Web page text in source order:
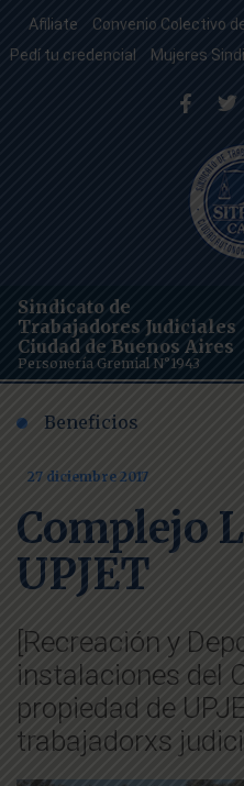
Afiliate Convenio Colectivo
Pedí tu credencial
Mujeres
Sindicato de
Trabajadores Judiciales
Ciudad de Buenos Aires
Personería Gremial N°1943
Beneficios
27 diciembre 2017
Complejo
UPJET
[Recreación y
instalaciones del
propiedad de
trabajadorxs